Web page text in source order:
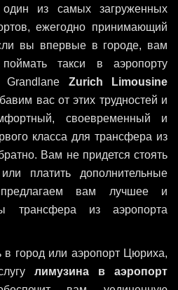
из самых загруженных
ежегодно принимающий
вы впервые в городе, вам
такси в аэропорту
Zurich Limousine
вас от этих трудностей и
своевременный и
класса для трансфера из
Вам не придется стоять
платить дополнительные
вам лучшее и
трансфера из аэропорта
в город или аэропорт Цюриха,
лимузина в аэропорт